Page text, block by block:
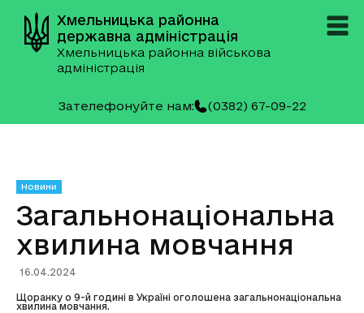
Хмельницька районна
державна адміністрація
Хмельницька районна військова
адміністрація
Зателефонуйте нам: (0382) 67-09-22
Новини
Загальнонаціональна
хвилина мовчання
16.04.2024
Щоранку о 9-й годині в Україні оголошена загальнонаціональна
хвилина мовчання.